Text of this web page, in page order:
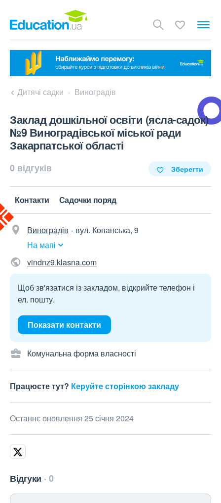
Дитячі садки Виноградів
Заклад дошкільної освіти (ясла-садок)
№9 Виноградівської міської ради
Закарпатської області
0 відгуків Зберегти
Контакти Садочки поряд
Виноградів
вул. Копанська, 9
На мапі
vindnz9.klasna.com
Щоб зв'язатися із закладом, відкрийте телефон і
ел. пошту.
Показати контакти
Комунальна форма власності
Працюєте тут? Керуйте сторінкою закладу
Останнє оновлення 25 січня 2024
Відгуки 0